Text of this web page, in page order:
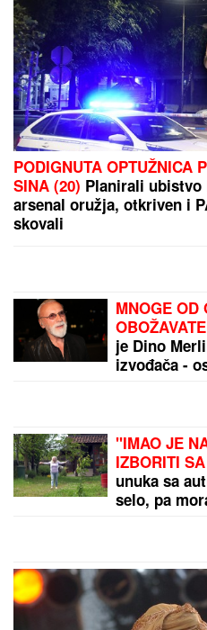
Dok se ostatak Srbije
jakna: Razlika u
PREMINUO MUŠKARAC
KOŠUTNjAKU: Hitna